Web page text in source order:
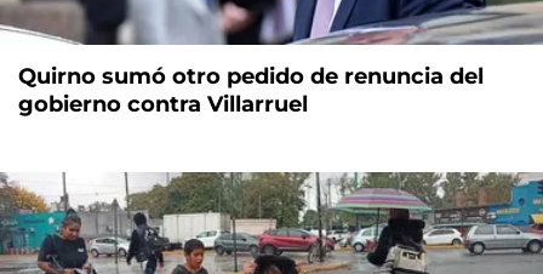
Quirno sumó otro pedido de renuncia del
gobierno contra Villarruel